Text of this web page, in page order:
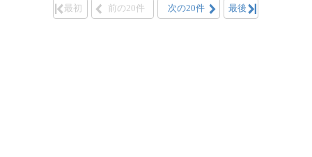
最初 前の20件 次の20件 最後